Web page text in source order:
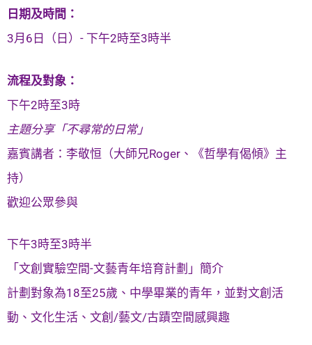
日期及時間：
3月6日（日）- 下午2時至3時半
流程及對象：
下午2時至3時
主題分享「不尋常的日常」
嘉賓講者：李敬恒（大師兄Roger、《哲學有偈傾》主
持）
歡迎公眾參與
下午3時至3時半
「文創實驗空間-文藝青年培育計劃」簡介
計劃對象為18至25歲、中學畢業的青年，並對文創活
動、文化生活、文創/藝文/古蹟空間感興趣